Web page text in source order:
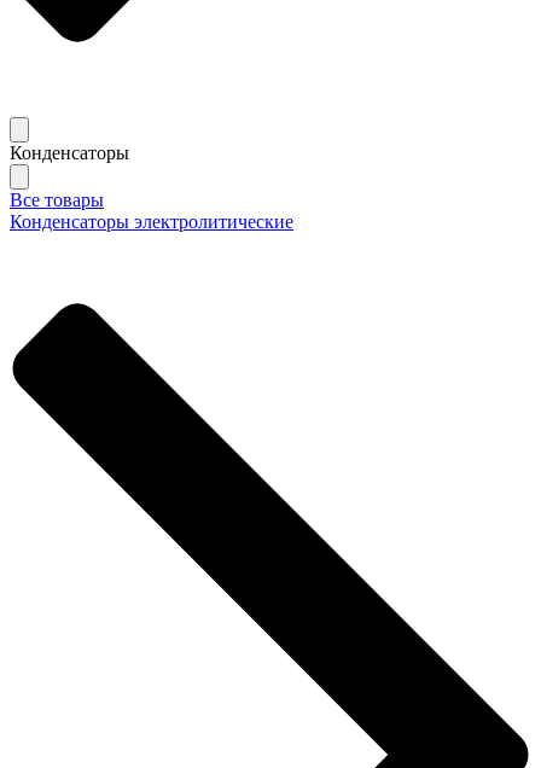
Конденсаторы
Все товары
Конденсаторы электролитические